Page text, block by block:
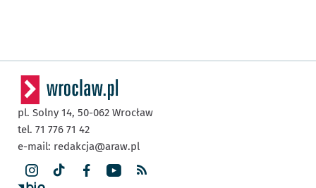
pl. Solny 14, 50-062 Wrocław
tel. 71 776 71 42
e-mail: redakcja@araw.pl